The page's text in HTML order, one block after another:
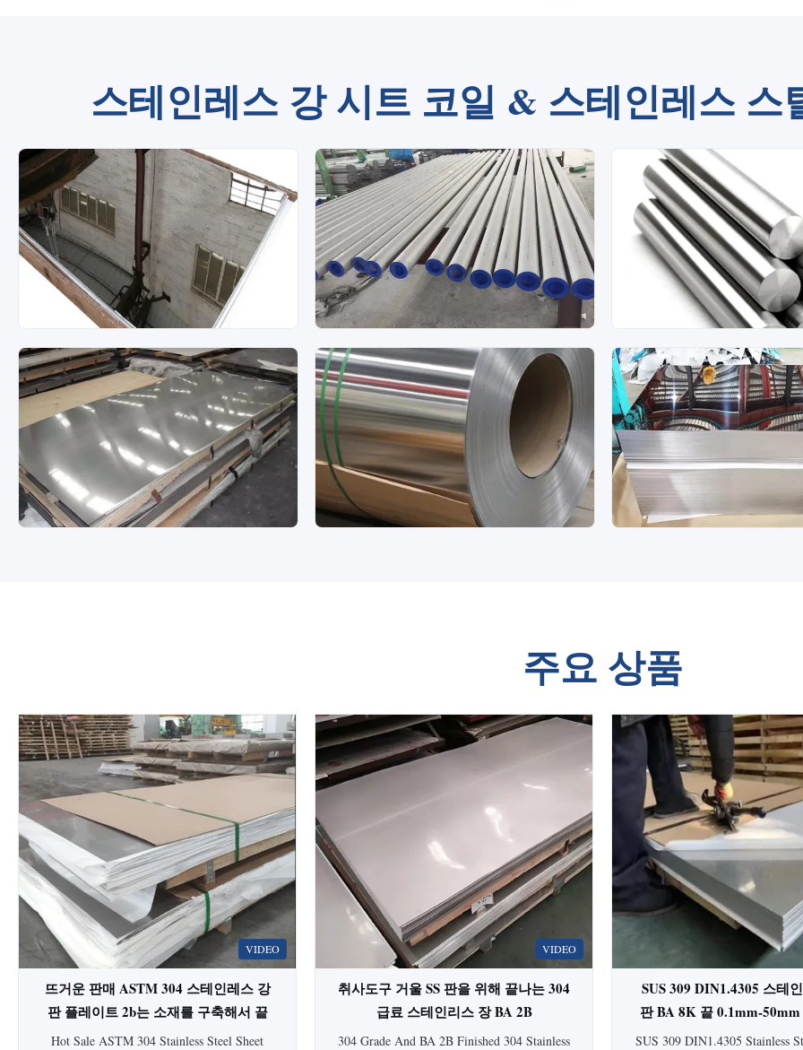
스테인레스 강 시트 코일 & 스테인레스 스
주요 상품
VIDEO
뜨거운 판매 ASTM 304 스테인레스 강
판 플레이트 2b는 소재를 구축해서 끝
났습니다
Hot Sale ASTM 304 Stainless Steel Sheet
VIDEO
취사도구 거울 SS 판을 위해 끝나는 304
급료 스테인리스 장 BA 2B
304 Grade And BA 2B Finished 304 Stainless
SUS 309 DIN1.4305 스테
판 BA 8K 끝 0.1mm-
평면 장
SUS 309 DIN1.4305 Stainless